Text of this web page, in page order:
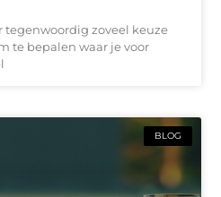
tegenwoordig zoveel keuze
te bepalen waar je voor
BLOG